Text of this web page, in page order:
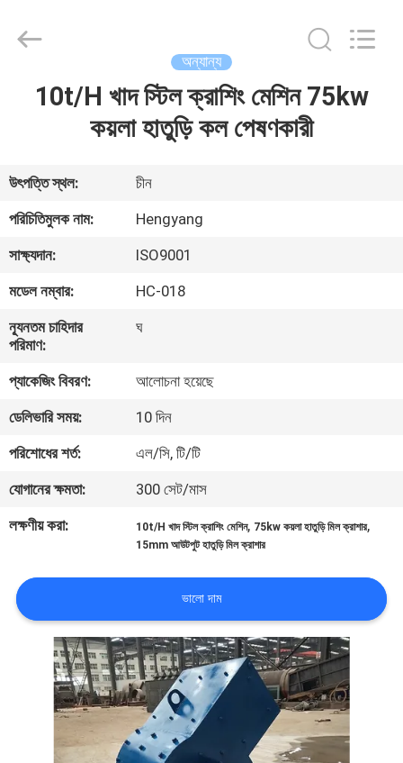
আমাদের
সম্পর্কে
কারখানা
ভ্রমণ
মান
নিয়ন্ত্রণ
যোগাযোগ
করুন
খবর
মামলা
Industrial
Reserved.
অন্যান্য
10t/H খাদ স্টিল ক্রাশিং মেশিন 75kw
কয়লা হাতুড়ি কল পেষণকারী
উৎপত্তি স্থল:
চীন
পরিচিতিমুলক নাম:
Hengyang
সাক্ষ্যদান:
ISO9001
মডেল নম্বার:
HC-018
ন্যূনতম চাহিদার
পরিমাণ:
ঘ
প্যাকেজিং বিবরণ:
আলোচনা হয়েছে
ডেলিভারি সময়:
10 দিন
পরিশোধের শর্ত:
এল/সি, টি/টি
যোগানের ক্ষমতা:
300 সেট/মাস
লক্ষণীয় করা:
10t/H খাদ স্টিল ক্রাশিং মেশিন, 75kw কয়লা হাতুড়ি মিল ক্রাশার,
15mm আউটপুট হাতুড়ি মিল ক্রাশার
ভালো দাম